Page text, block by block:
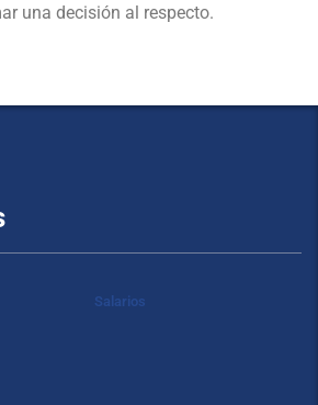
una decisión al respecto.
Salarios